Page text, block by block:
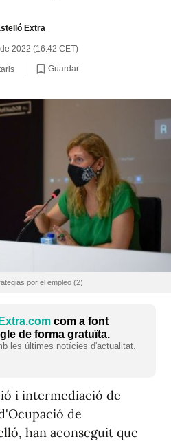
Extra
2022 (16:42 CET)
Guardar
por el empleo (2)
com a font
de forma gratuïta.
les últimes notícies d'actualitat.
i intermediació de
de
han aconseguit que